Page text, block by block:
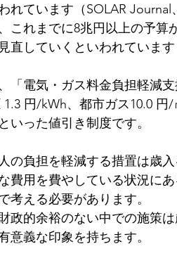
れています（SOLAR
これまでに8兆円以上の予算
直していくといわれています
電気・ガス料金負担軽減支
1.3 円/kWh、都市ガス10.0
いった値引き制度です。
の負担を軽減する措置は歳
費用を費やしている状況に
考える必要があります。
政的余裕のない中での施策
意義な印象を持ちます。